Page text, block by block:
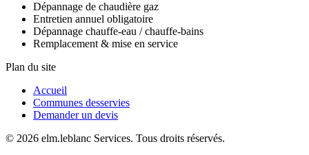
Dépannage de chaudière gaz
Entretien annuel obligatoire
Dépannage chauffe-eau / chauffe-bains
Remplacement & mise en service
Plan du site
Accueil
Communes desservies
Demander un devis
© 2026 elm.leblanc Services. Tous droits réservés.